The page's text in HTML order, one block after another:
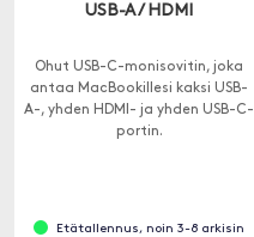
USB-A / HDMI
Ohut USB-C-monisovitin, joka
antaa MacBookillesi kaksi USB-
A-, yhden HDMI- ja yhden USB-C-
portin.
Etätallennus, noin 3-8 arkisin